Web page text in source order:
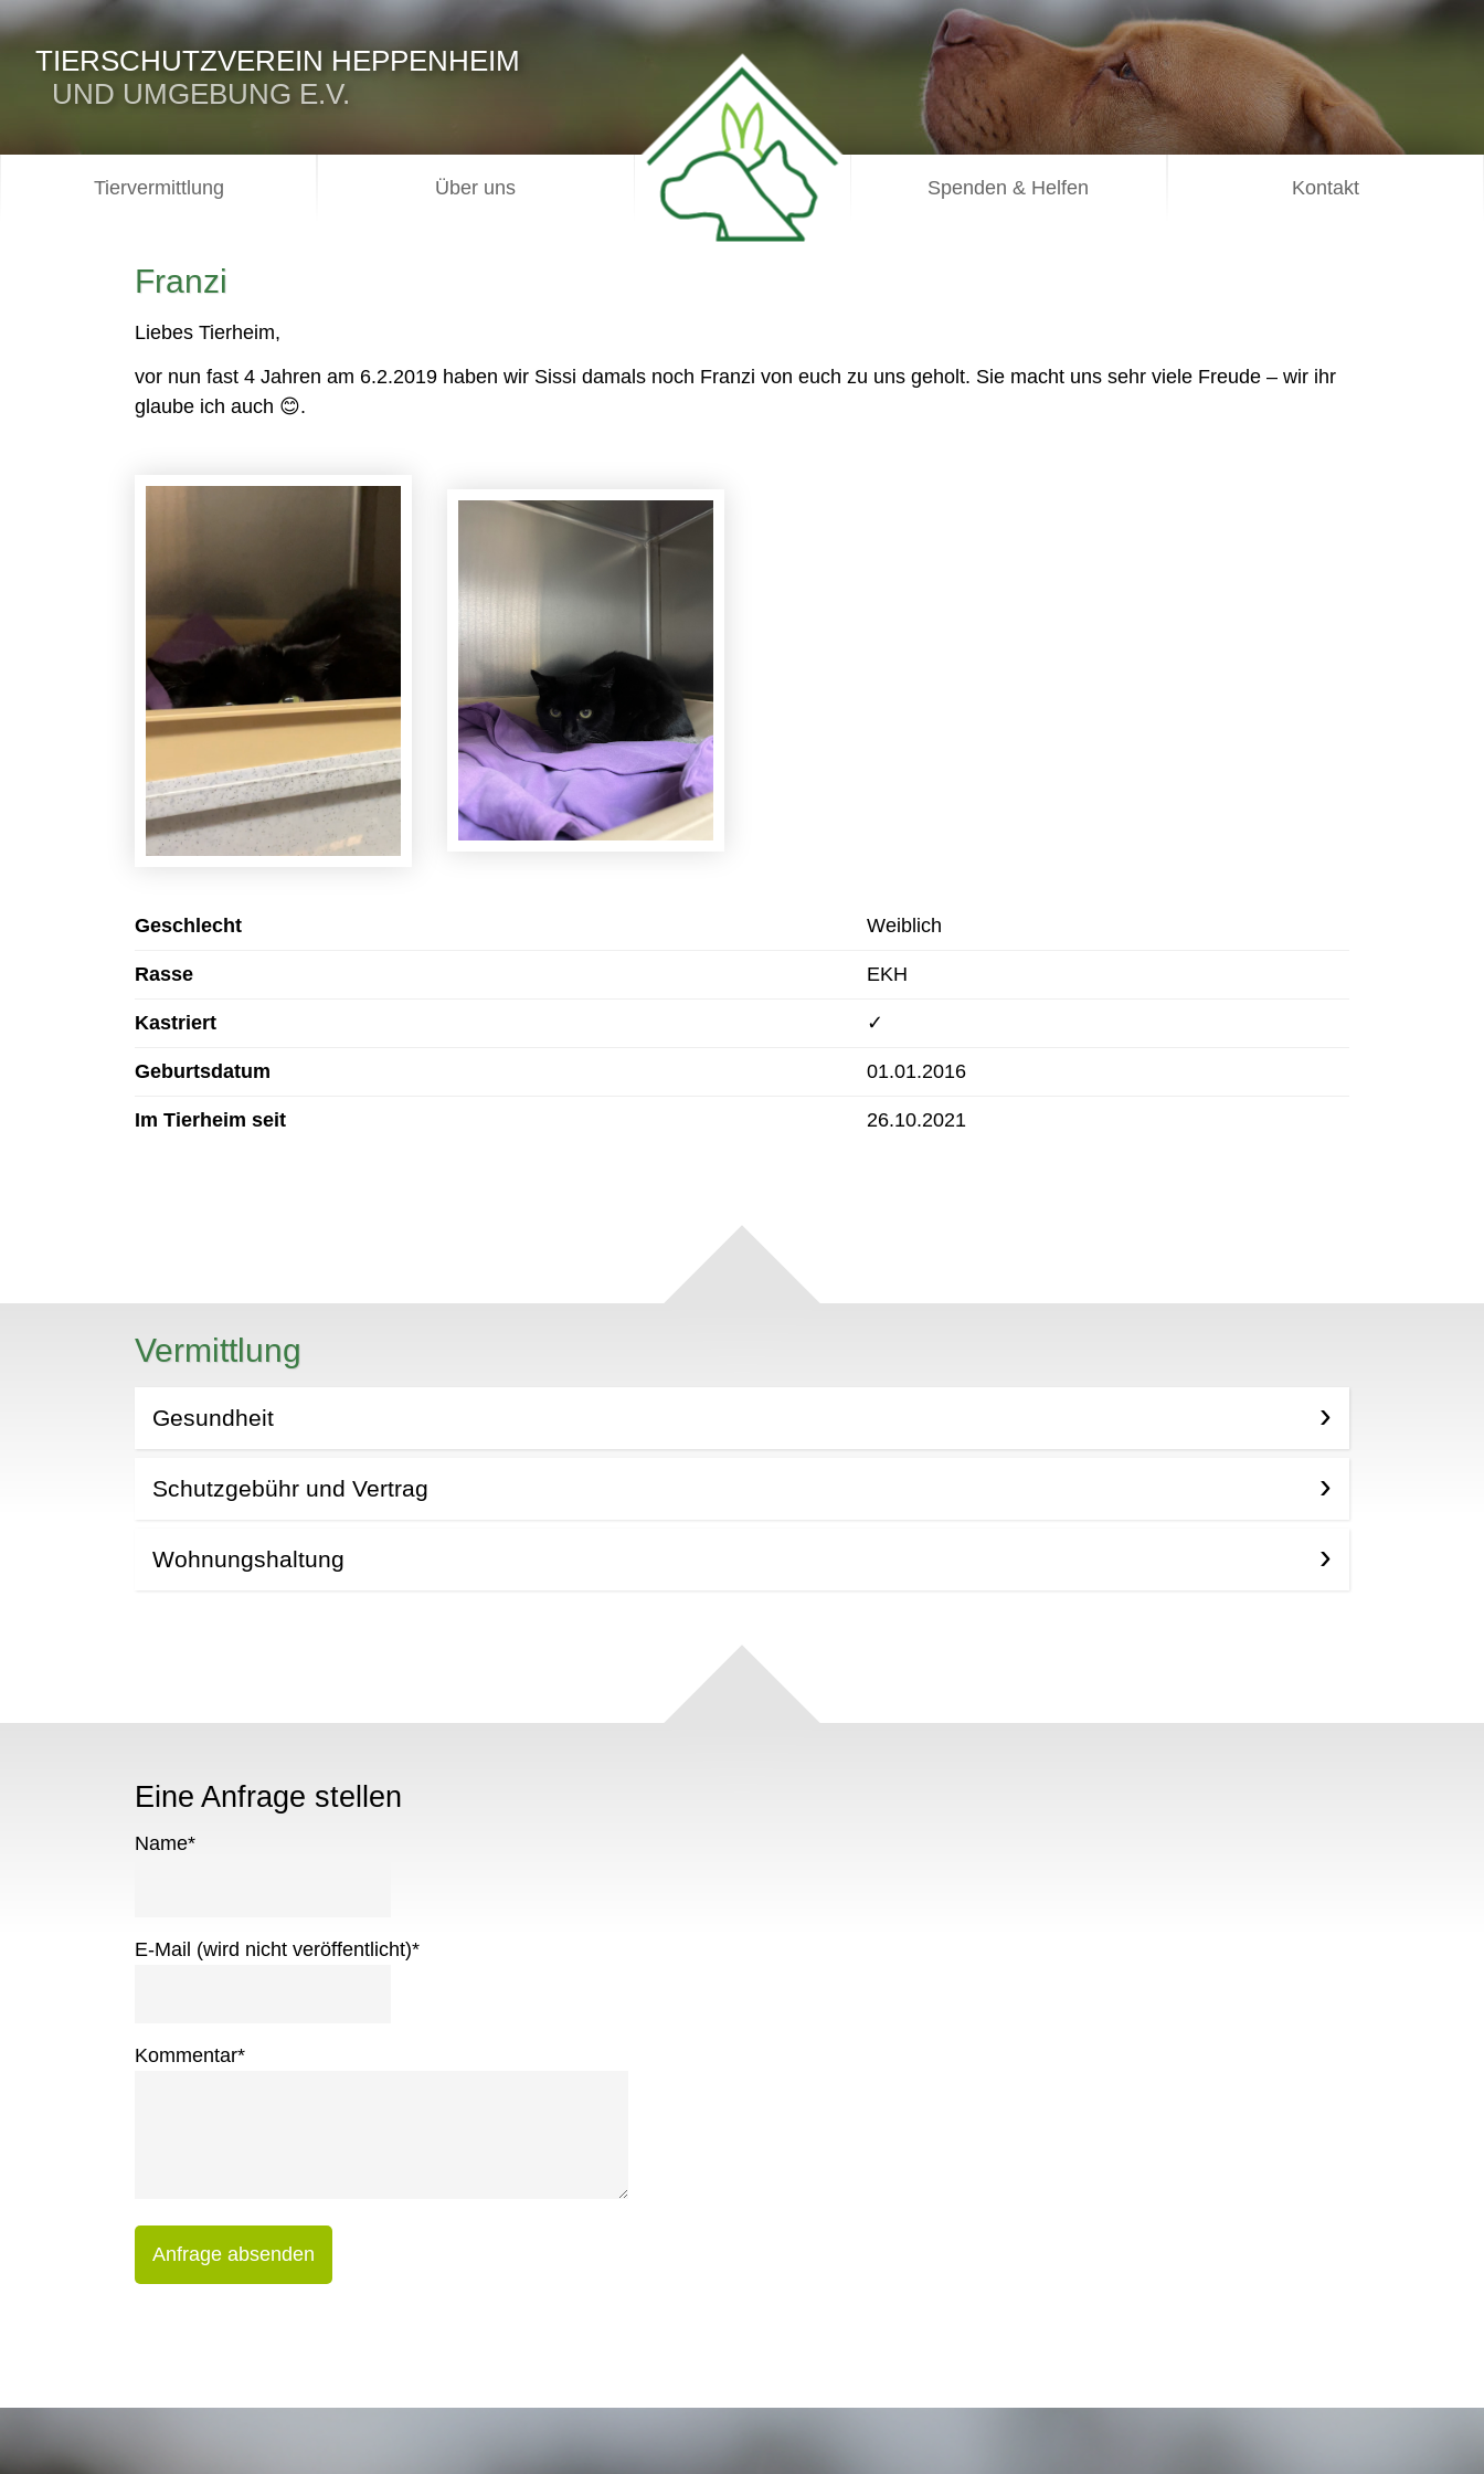
TIERSCHUTZVEREIN HEPPENHEIM
UND UMGEBUNG E.V.
Tiervermittlung Über uns Spenden & Helfen Kontakt
Franzi
Liebes Tierheim,
vor nun fast 4 Jahren am 6.2.2019 haben wir Sissi damals noch Franzi von euch zu uns geholt. Sie macht uns sehr viele Freude – wir ihr
glaube ich auch 😊.
Geschlecht Weiblich
Rasse EKH
Kastriert ✓
Geburtsdatum 01.01.2016
Im Tierheim seit 26.10.2021
Vermittlung
Gesundheit
Schutzgebühr und Vertrag
Wohnungshaltung
Eine Anfrage stellen
Name*
E-Mail (wird nicht veröffentlicht)*
Kommentar*
Anfrage absenden